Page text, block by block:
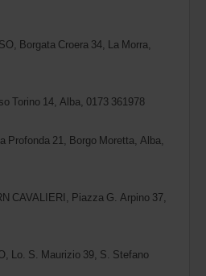
Borgata Croera 34, La Morra,
Torino 14, Alba, 0173 361978
Profonda 21, Borgo Moretta, Alba,
CAVALIERI, Piazza G. Arpino 37,
Lo. S. Maurizio 39, S. Stefano